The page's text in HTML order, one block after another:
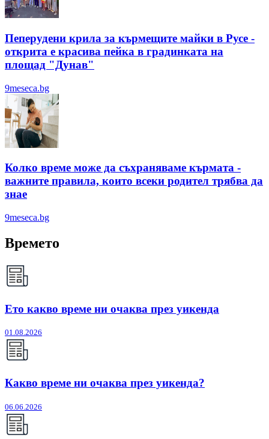
Пеперудени крила за кърмещите майки в Русе -
открита е красива пейка в градинката на
площад "Дунав"
9meseca.bg
Колко време може да съхраняваме кърмата -
важните правила, които всеки родител трябва да
знае
9meseca.bg
Времето
Ето какво време ни очаква през уикенда
01.08.2026
Какво време ни очаква през уикенда?
06.06.2026